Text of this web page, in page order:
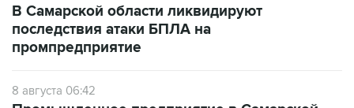
В Самарской области ликвидируют
последствия атаки БПЛА на
промпредприятие
8 августа 06:42